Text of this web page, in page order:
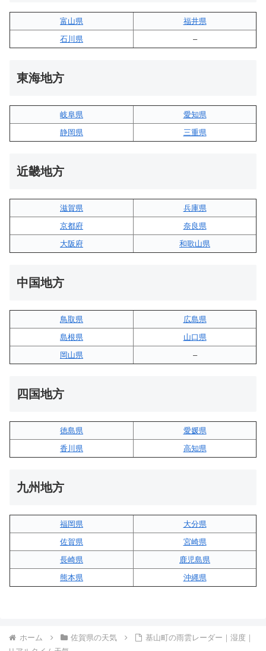
富山県
福井県
石川県
–
東海地方
岐阜県
愛知県
静岡県
三重県
近畿地方
滋賀県
兵庫県
京都府
奈良県
大阪府
和歌山県
中国地方
鳥取県
広島県
島根県
山口県
岡山県
–
四国地方
徳島県
愛媛県
香川県
高知県
九州地方
福岡県
大分県
佐賀県
宮崎県
長崎県
鹿児島県
熊本県
沖縄県
ホーム 佐賀県の天気
基山町の雨雲レーダー｜湿度｜